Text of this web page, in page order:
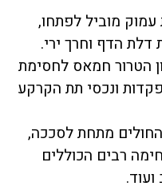
מוביל לפתחו,
דלת הדף וחרך ירי.
הטרור חמאס לחסימת
ונכסי תת הקרקע
מתחת לסככה,
רבים הכוללים